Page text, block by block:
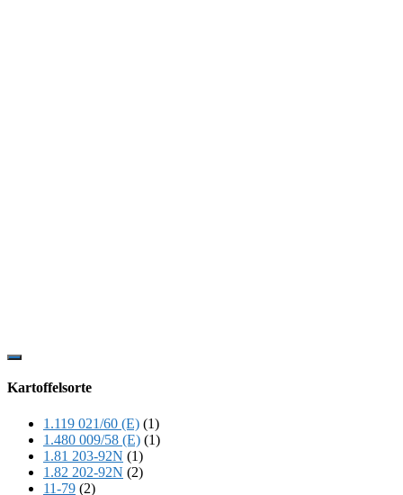
Show
Content
Kartoffelsorte
1.119 021/60 (E) (1)
1.480 009/58 (E) (1)
1.81 203-92N (1)
1.82 202-92N (2)
11-79 (2)